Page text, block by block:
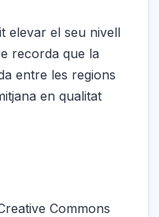
elevar el seu nivell
recorda que la
entre les regions
en qualitat
Commons